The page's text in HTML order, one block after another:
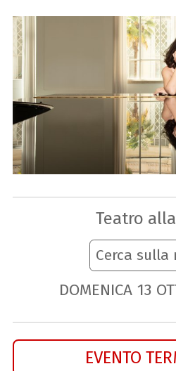
Teatro
Cerca sulla
DOMENICA 13
EVENTO